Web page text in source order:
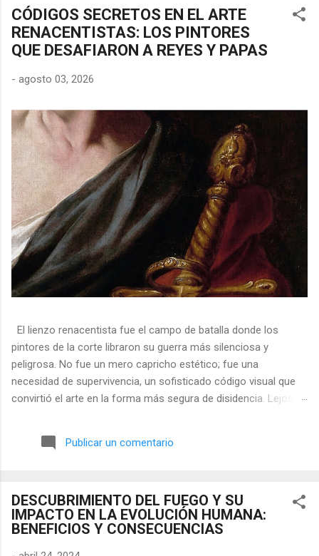
CÓDIGOS SECRETOS EN EL ARTE
RENACENTISTAS: LOS PINTORES
QUE DESAFIARON A REYES Y PAPAS
- agosto 03, 2026
El lienzo renacentista fue el campo de batalla donde los
pintores de la corte libraron su guerra más silenciosa y
peligrosa. No fue un mero capricho estético; fue una
necesidad de supervivencia, un sofisticado código visual que
convirtió el arte en la forma más segura de disidencia. Lejos de
eran agentes dobles, equilibrando su necesidad de mecenazgo
real con la obligación de preservar su integridad política o
encontraron en los símbolos, las distorsiones y los objetos
cotidianos un lenguaje cifrado capaz de eludir a los censores y
desafiar al trono. 🎭 La arquitectura del engaño El retrato
renacentista no era un simple reflejo de la realidad, sino un
Publicar un comentario
DESCUBRIMIENTO DEL FUEGO Y SU
IMPACTO EN LA EVOLUCIÓN HUMANA:
BENEFICIOS Y CONSECUENCIAS